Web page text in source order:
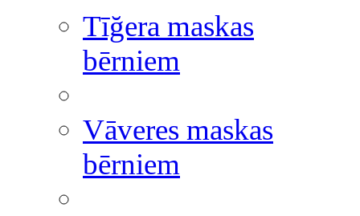
Tīğera maskas
bērniem
Vāveres maskas
bērniem